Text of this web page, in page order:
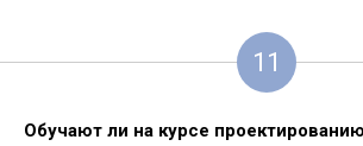
11
Обучают ли на курсе